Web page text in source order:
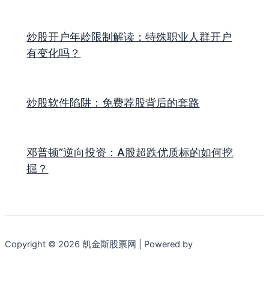
炒股开户年龄限制解读：特殊职业人群开户
有变化吗？
炒股软件陷阱：免费荐股背后的套路
邓普顿”逆向投资：A股超跌优质标的如何挖
掘？
Copyright © 2026 凯金斯股票网 | Powered by